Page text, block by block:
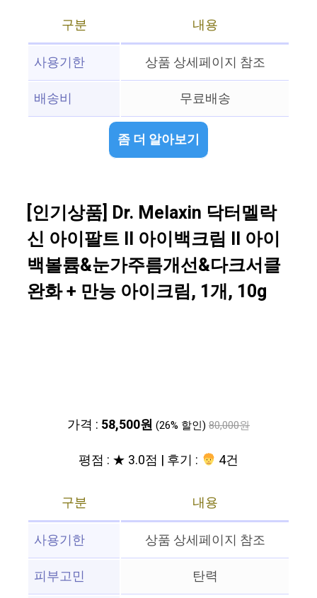
구분
내용
사용기한
상품 상세페이지 참조
배송비
무료배송
좀 더 알아보기
[인기상품] Dr. Melaxin 닥터멜락
신 아이팔트 II 아이백크림 II 아이
백볼륨&눈가주름개선&다크서클
완화 + 만능 아이크림, 1개, 10g
가격 : 58,500원 (26% 할인) 80,000원
평점 : ★ 3.0점 | 후기 : 4건
구분
내용
사용기한
상품 상세페이지 참조
피부고민
탄력